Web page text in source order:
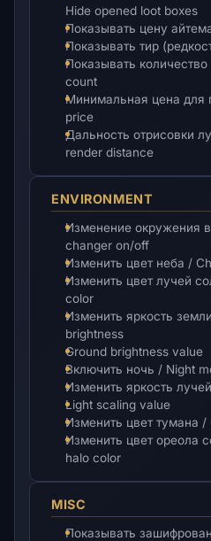
Hide opened loot boxes
Показывать цену
Показывать тир
Показывать
count
Минимальная цена для
price
Дальность отрисовки
render distance
ENVIRONMENT
Изменение окружения
changer on/off
Изменить цвет неба /
Изменить цвет лучей
color
Изменить яркость
brightness
Ground brightness value
Включить ночь / Night
Изменить яркость
Light scaling value
Изменить цвет тумана
Изменить цвет ореола
halo color
MISC
Показывать